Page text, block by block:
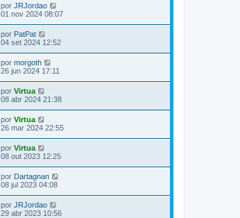
por JRJordao
01 nov 2024 08:07
por PatPat
04 set 2024 12:52
por morgoth
26 jun 2024 17:11
por Virtua
08 abr 2024 21:38
por Virtua
26 mar 2024 22:55
por Virtua
08 out 2023 12:25
por Dartagnan
08 jul 2023 04:08
por JRJordao
29 abr 2023 10:56